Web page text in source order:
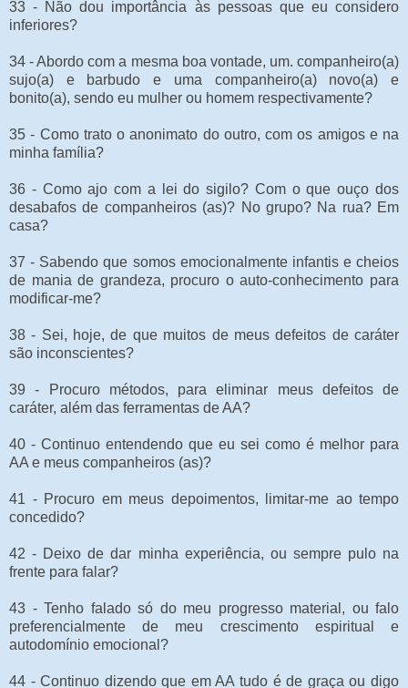
33 - Não dou importância às pessoas que eu considero
inferiores?
34 - Abordo com a mesma boa vontade, um. companheiro(a)
sujo(a)
e barbudo e uma companheiro(a) novo(a) e
bonito(a), sendo eu mulher ou homem respectivamente?
35 - Como trato o anonimato do outro, com os amigos e na
minha família?
36 - Como ajo com a lei do sigilo? Com o que ouço dos
desabafos de companheiros (as)? No grupo? Na rua? Em
casa?
37 - Sabendo que somos emocionalmente infantis e cheios
de mania de grandeza, procuro o auto-conhecimento para
modificar-me?
38 - Sei, hoje, de que muitos de meus defeitos de caráter
são inconscientes?
39 - Procuro métodos, para eliminar meus defeitos de
caráter, além das ferramentas de AA?
40 - Continuo entendendo que eu sei como é melhor para
AA e meus companheiros (as)?
41 - Procuro em meus depoimentos, limitar-me ao tempo
concedido?
42 - Deixo de dar minha experiência, ou sempre pulo na
frente para falar?
43 - Tenho falado só do meu progresso material, ou falo
preferencialmente de meu crescimento espiritual e
autodomínio emocional?
44 - Continuo dizendo que em AA tudo é de graça ou digo